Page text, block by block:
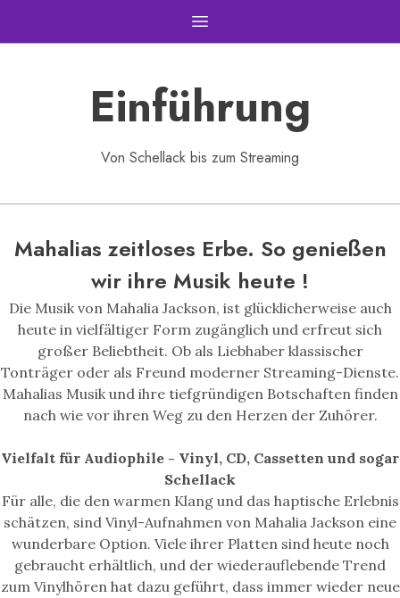
Open main menu
Einführung
Von Schellack bis zum Streaming
Mahalias zeitloses Erbe. So genießen
wir ihre Musik heute !
Die Musik von Mahalia Jackson, ist glücklicherweise auch
heute in vielfältiger Form zugänglich und erfreut sich
großer Beliebtheit. Ob als Liebhaber klassischer
Tonträger oder als Freund moderner Streaming-Dienste.
Mahalias Musik und ihre tiefgründigen Botschaften finden
nach wie vor ihren Weg zu den Herzen der Zuhörer.
Vielfalt für Audiophile - Vinyl, CD, Cassetten und sogar
Schellack
Für alle, die den warmen Klang und das haptische Erlebnis
schätzen, sind Vinyl-Aufnahmen von Mahalia Jackson eine
wunderbare Option. Viele ihrer Platten sind heute noch
gebraucht erhältlich, und der wiederauflebende Trend
zum Vinylhören hat dazu geführt, dass immer wieder neue